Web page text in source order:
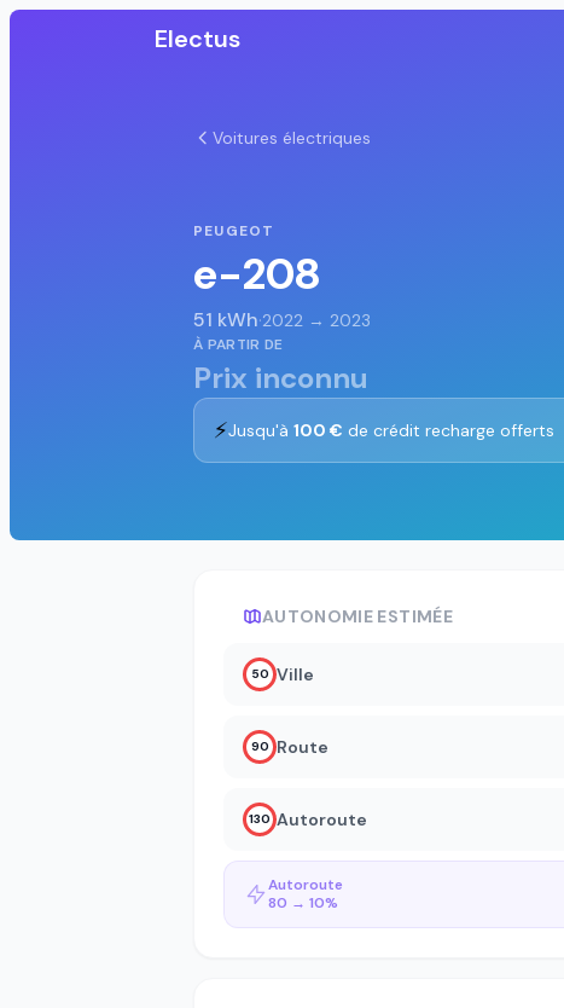
Electus
Voitures électriques
PEUGEOT
e-208
51 kWh·2022 → 2023
À PARTIR DE
Prix inconnu
⚡Jusqu'à 100 € de crédit recharge offerts
AUTONOMIE ESTIMÉE
50 Ville
90 Route
130 Autoroute
Autoroute
80 → 10%